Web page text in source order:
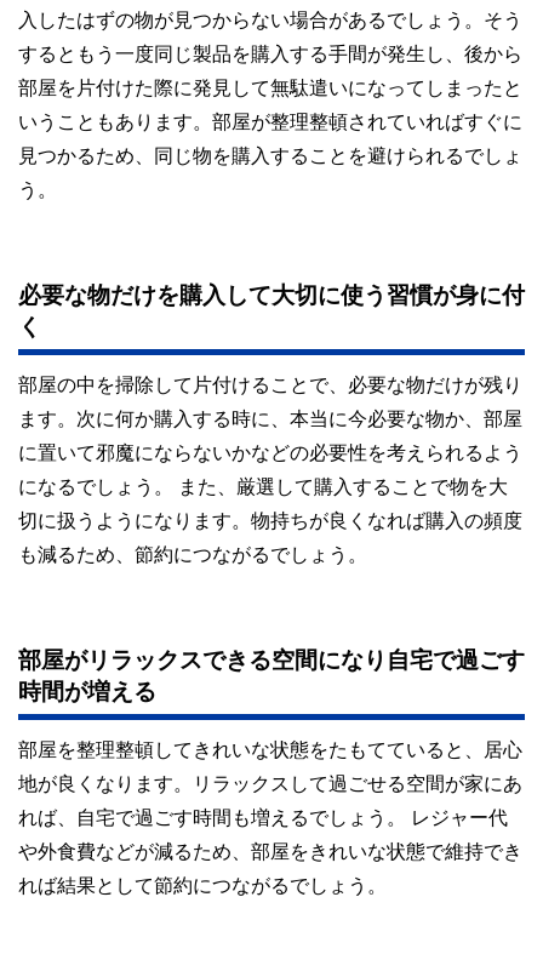
入したはずの物が見つからない場合があるでしょう。そう
するともう一度同じ製品を購入する手間が発生し、後から
部屋を片付けた際に発見して無駄遣いになってしまったと
いうこともあります。部屋が整理整頓されていればすぐに
見つかるため、同じ物を購入することを避けられるでしょ
う。
必要な物だけを購入して大切に使う習慣が身に付
く
部屋の中を掃除して片付けることで、必要な物だけが残り
ます。次に何か購入する時に、本当に今必要な物か、部屋
に置いて邪魔にならないかなどの必要性を考えられるよう
になるでしょう。 また、厳選して購入することで物を大
切に扱うようになります。物持ちが良くなれば購入の頻度
も減るため、節約につながるでしょう。
部屋がリラックスできる空間になり自宅で過ごす
時間が増える
部屋を整理整頓してきれいな状態をたもてていると、居心
地が良くなります。リラックスして過ごせる空間が家にあ
れば、自宅で過ごす時間も増えるでしょう。 レジャー代
や外食費などが減るため、部屋をきれいな状態で維持でき
れば結果として節約につながるでしょう。